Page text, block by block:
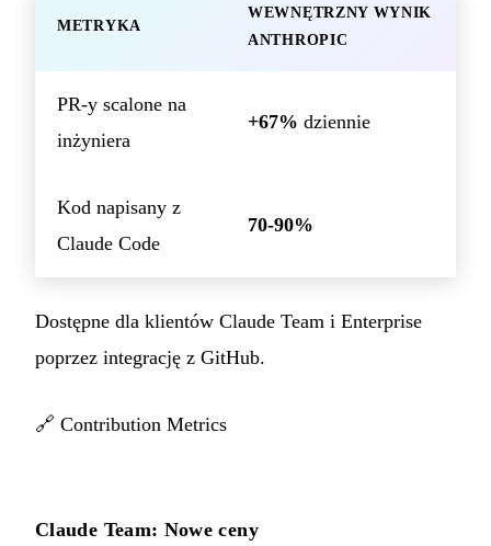
METRYKA
WEWNĘTRZNY WYNIK
ANTHROPIC
PR-y scalone na
inżyniera
+67% dziennie
Kod napisany z
Claude Code
70-90%
Dostępne dla klientów Claude Team i Enterprise
poprzez integrację z GitHub.
🔗 Contribution Metrics
Claude Team: Nowe ceny